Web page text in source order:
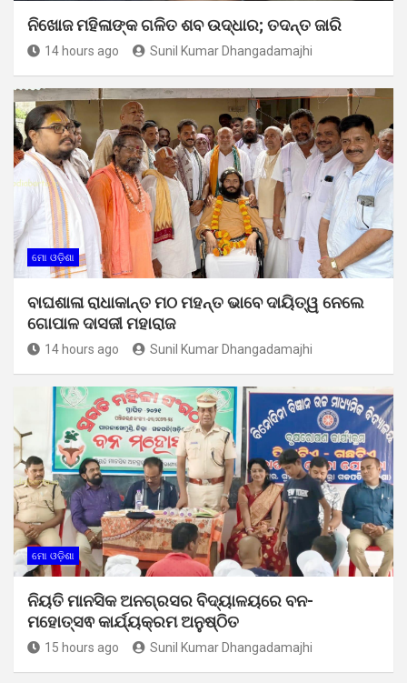
ନିଖୋଜ ମହିଳାଙ୍କ ଗଳିତ ଶବ ଉଦ୍ଧାର; ତଦନ୍ତ ଜାରି
14 hours ago Sunil Kumar Dhangadamajhi
ମୋ ଓଡ଼ିଶା
ବାଘଶାଳା ରାଧାକାନ୍ତ ମଠ ମହନ୍ତ ଭାବେ ଦାୟିତ୍ୱ ନେଲେ
ଗୋପାଳ ଦାସଜୀ ମହାରାଜ
14 hours ago Sunil Kumar Dhangadamajhi
ମୋ ଓଡ଼ିଶା
ନିୟତି ମାନସିକ ଅନଗ୍ରସର ବିଦ୍ୟାଳୟରେ ବନ-
ମହୋତ୍ସଵ କାର୍ଯ୍ୟକ୍ରମ ଅନୁଷ୍ଠିତ
15 hours ago Sunil Kumar Dhangadamajhi